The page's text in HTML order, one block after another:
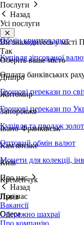
Послуги
Назад
Усі послуги
Обмін криптовалют
Купівля зіпсованої
Оплата банківських
Грошові перекази по
Грошові перекази по
Купівля та продаж
Оптовий обмін валют
Монети для колекції,
Про нас
Назад
Про нас
Вакансії
Обережно шахраї
Про компанію
Ви знаходитесь у місті
Так
Оберіть ваше місто
Дніпро
Житомир
Запоріжжя
Івано-Франківськ
Кам'янське
Київ
Кременчук
Львів
Одеса